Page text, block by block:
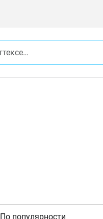
По популярности